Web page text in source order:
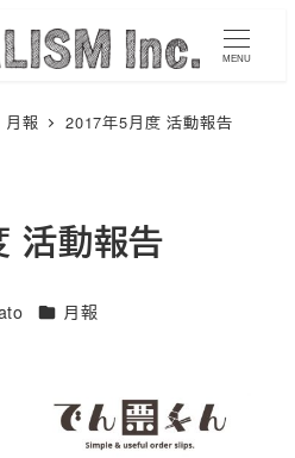
MENU
月報 2017年5月度 活動報告
活動報告
カテゴリー
月報